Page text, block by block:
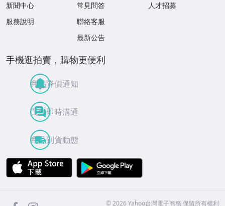
新聞中心
服務說明
常見問答
聯絡客服
最新公告
人才招募
手機逛拍賣，購物更便利
商品降價通知
買賣即時溝通
商品到貨動態
APP Store
facebook ©2026 Yahoo台灣電子商務 保留所有權利